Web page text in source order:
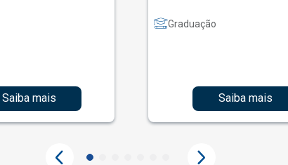
Saiba mais
Graduação
Saiba mais